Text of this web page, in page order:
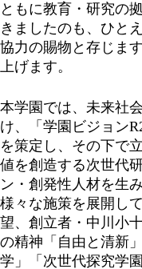
ともに教育・研究の
きましたのも、ひと
協力の賜物と存じま
上げます。
本学園では、未来社
け、「学園ビジョン
を策定し、その下で
値を創造する次世代
ン・創発性人材を生
様々な施策を展開し
望、創立者・中川小
の精神「自由と清新
学」「次世代探究学